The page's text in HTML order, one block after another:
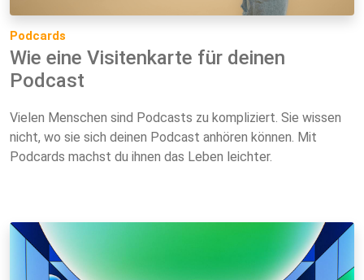
Podcards
Wie eine Visitenkarte für deinen
Podcast
Vielen Menschen sind Podcasts zu kompliziert. Sie wissen
nicht, wo sie sich deinen Podcast anhören können. Mit
Podcards machst du ihnen das Leben leichter.